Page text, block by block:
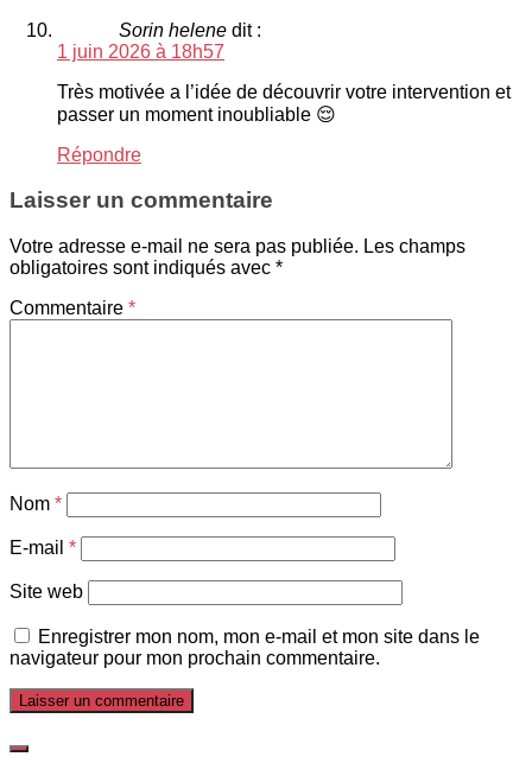
Sorin helene dit :
1 juin 2026 à 18h57
Très motivée a l’idée de découvrir votre intervention et
passer un moment inoubliable 😌
Répondre
Laisser un commentaire
Votre adresse e-mail ne sera pas publiée. Les champs
obligatoires sont indiqués avec *
Commentaire *
Nom *
E-mail *
Site web
Enregistrer mon nom, mon e-mail et mon site dans le
navigateur pour mon prochain commentaire.